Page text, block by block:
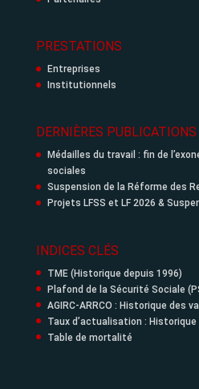
PRESTATIONS
Entreprises
Institutionnels
DERNIÈRES PUBLICATIONS
Médailles du travail : fin de
sociales
Suspension de la Réforme des
Projets LFSS et LF 2026 &
INDICES CLÉS
TME (Historique depuis 1996)
Plafond de la Sécurité Sociale
AGIRC-ARRCO : Historique des
Taux d’actualisation : Historique
Table de mortalité